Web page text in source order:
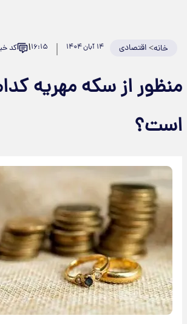
خانه>اقتصادی ۱۴ آبان ۱۴۰۴ ۱۶:۱۵۱ کد خبر:
منظور از سکه مهریه
است؟